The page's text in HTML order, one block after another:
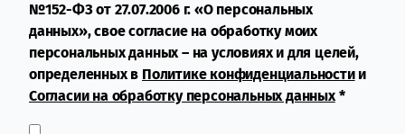
№152-ФЗ от 27.07.2006 г. «О персональных
данных», свое согласие на обработку моих
персональных данных – на условиях и для целей,
определенных в Политике конфиденциальностии
Согласии на обработку персональных данных*